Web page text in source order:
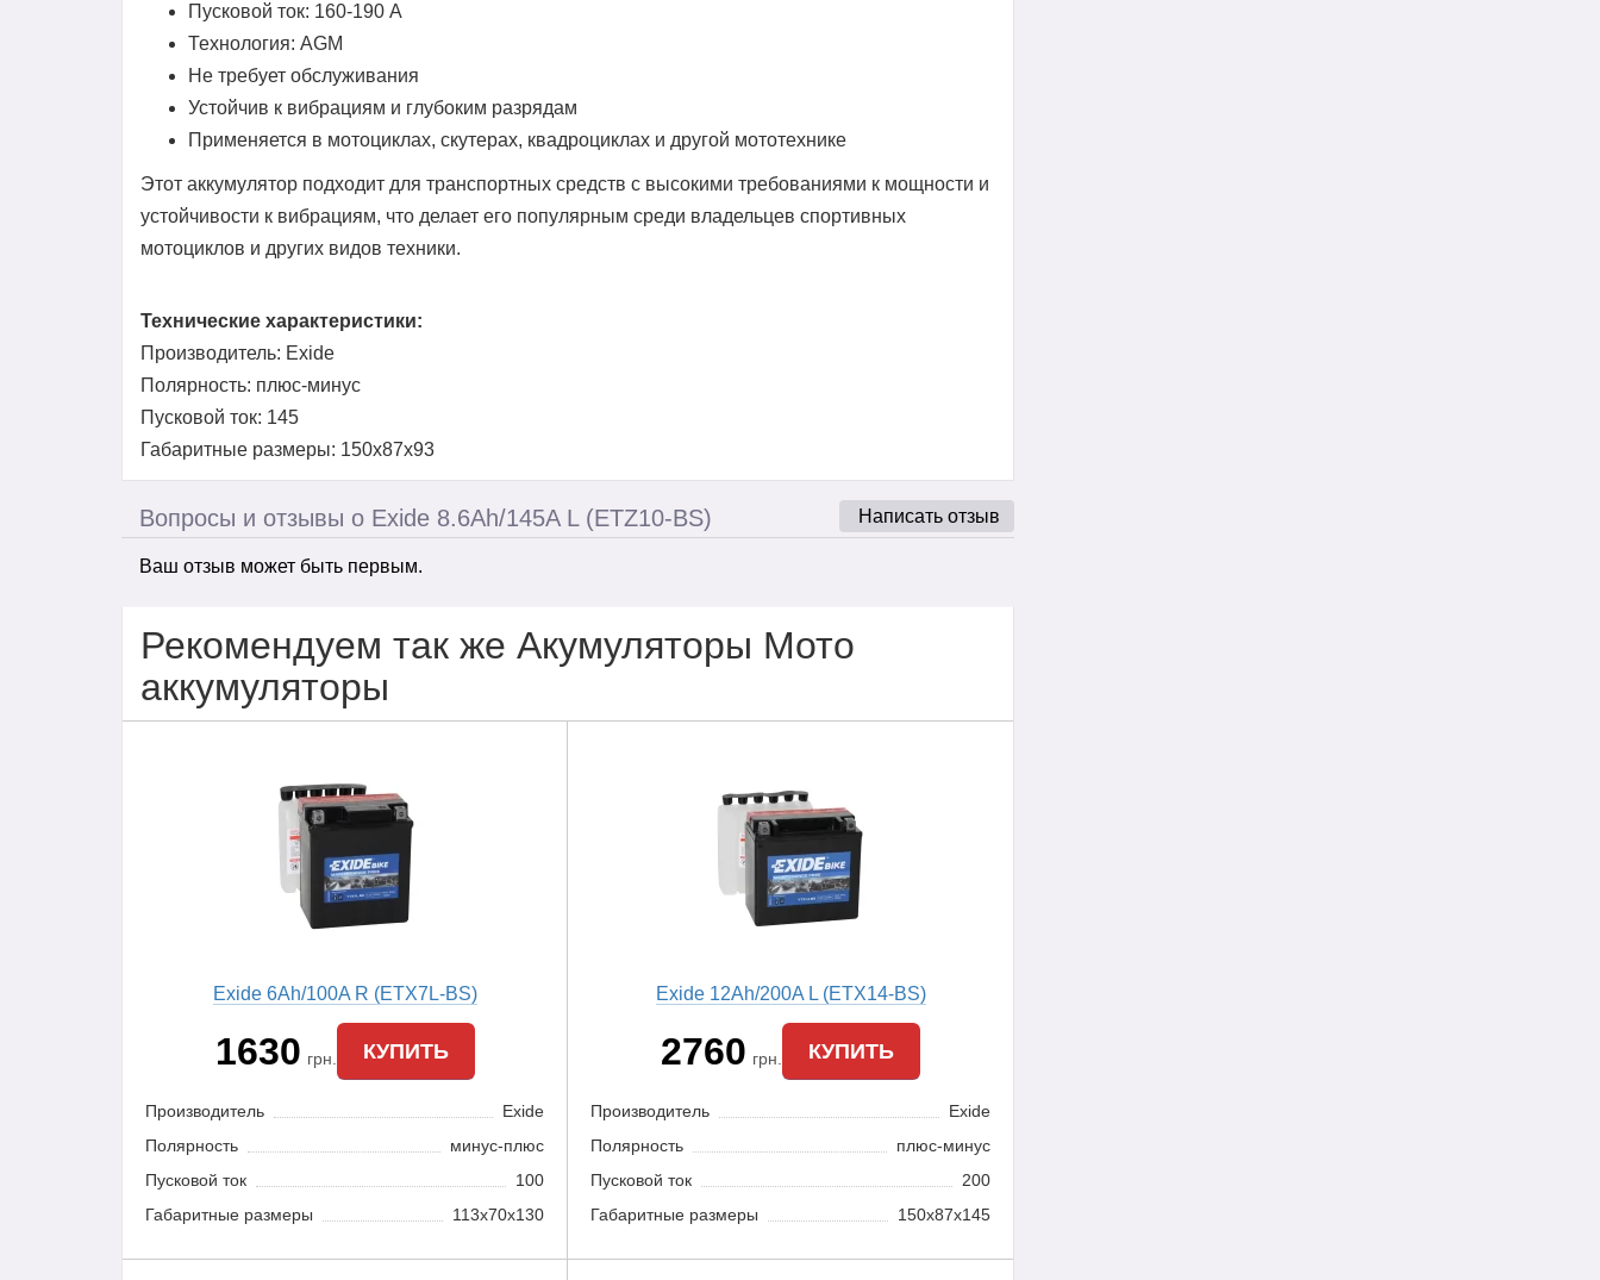
Пусковой ток: 160-190 А
Технология: AGM
Не требует обслуживания
Устойчив к вибрациям и глубоким разрядам
Применяется в мотоциклах, скутерах, квадроциклах и другой мототехнике
Этот аккумулятор подходит для транспортных средств с высокими требованиями к мощности и
устойчивости к вибрациям, что делает его популярным среди владельцев спортивных
мотоциклов и других видов техники.
Технические характеристики:
Производитель: Exide
Полярность: плюс-минус
Пусковой ток: 145
Габаритные размеры: 150x87x93
Написать отзыв
Вопросы и отзывы о Exide 8.6Ah/145A L (ETZ10-BS)
Ваш отзыв может быть первым.
Рекомендуем так же Акумуляторы Мото
аккумуляторы
Exide 6Ah/100A R (ETX7L-BS)
1630 грн. КУПИТЬ
Производитель
Exide
Полярность
минус-плюс
Пусковой ток
100
Габаритные размеры
113x70x130
Exide 12Ah/200A L (ETX14-BS)
2760 грн. КУПИТЬ
Производитель
Exide
Полярность
плюс-минус
Пусковой ток
200
Габаритные размеры
150x87x145